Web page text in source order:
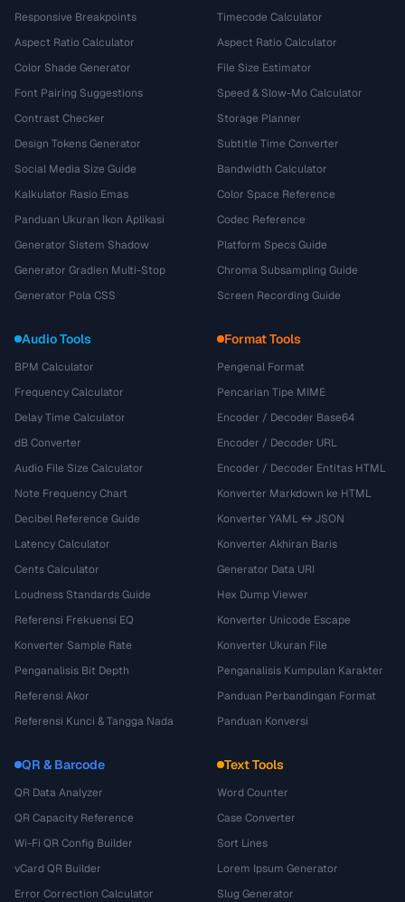
Responsive Breakpoints
Aspect Ratio Calculator
Color Shade Generator
Font Pairing Suggestions
Contrast Checker
Design Tokens Generator
Social Media Size Guide
Kalkulator Rasio Emas
Panduan Ukuran Ikon Aplikasi
Generator Sistem Shadow
Generator Gradien Multi-Stop
Generator Pola CSS
Timecode Calculator
Aspect Ratio Calculator
File Size Estimator
Speed & Slow-Mo Calculator
Storage Planner
Subtitle Time Converter
Bandwidth Calculator
Color Space Reference
Codec Reference
Platform Specs Guide
Chroma Subsampling Guide
Screen Recording Guide
Audio Tools
BPM Calculator
Frequency Calculator
Delay Time Calculator
dB Converter
Audio File Size Calculator
Note Frequency Chart
Decibel Reference Guide
Latency Calculator
Cents Calculator
Loudness Standards Guide
Referensi Frekuensi EQ
Konverter Sample Rate
Penganalisis Bit Depth
Referensi Akor
Referensi Kunci & Tangga Nada
Format Tools
Pengenal Format
Pencarian Tipe MIME
Encoder / Decoder Base64
Encoder / Decoder URL
Encoder / Decoder Entitas HTML
Konverter Markdown ke HTML
Konverter YAML ↔ JSON
Konverter Akhiran Baris
Generator Data URI
Hex Dump Viewer
Konverter Unicode Escape
Konverter Ukuran File
Penganalisis Kumpulan Karakter
Panduan Perbandingan Format
Panduan Konversi
QR & Barcode
QR Data Analyzer
QR Capacity Reference
Wi-Fi QR Config Builder
vCard QR Builder
Error Correction Calculator
Text Tools
Word Counter
Case Converter
Sort Lines
Lorem Ipsum Generator
Slug Generator